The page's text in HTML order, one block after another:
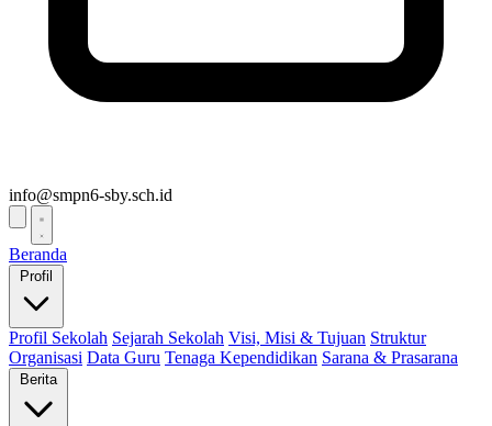
info@smpn6-sby.sch.id
Beranda
Profil
Profil Sekolah Sejarah Sekolah Visi, Misi & Tujuan Struktur
Organisasi Data Guru Tenaga Kependidikan Sarana & Prasarana
Berita